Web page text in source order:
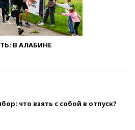
В АЛАБИНЕ
что взять с собой в отпуск?